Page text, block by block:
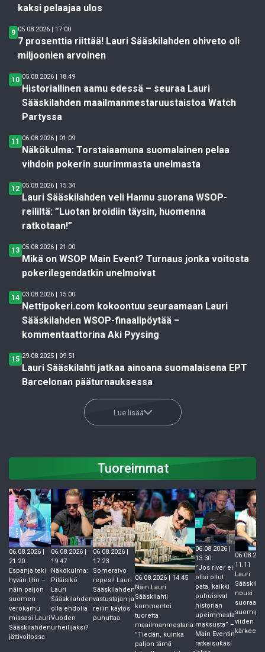
kaksi pelaajaa ulos
9 05.08.2026 | 17.00
7 prosenttia riittää! Lauri Sääskilahden ohiveto oli
miljoonien arvoinen
10 05.08.2026 | 18.49
Historiallinen aamu edessä – seuraa Lauri
Sääskilahden maailmanmestaruustaistoa Watch
Partyssa
11 06.08.2026 | 01.09
Näkökulma: Torstaiaamuna suomalainen pelaa
vihdoin pokerin suurimmasta unelmasta
12 05.08.2026 | 15.34
Lauri Sääskilahden veli Hannu suorana WSOP-
reililtä: ”Luotan broidiin täysin, huomenna
ratkotaan!”
13 05.08.2026 | 21.00
Mikä on WSOP Main Event? Turnaus jonka voitosta
pokerilegendatkin unelmoivat
14 03.08.2026 | 15.00
Nettipokeri.com kokoontuu seuraamaan Lauri
Sääskilahden WSOP-finaalipöytää –
kommentaattorina Aki Pyysing
15 29.08.2025 | 09.51
Lauri Sääskilahti jatkaa ainoana suomalaisena EPT
Barcelonan pääturnauksessa
Lue lisää
Tuoreimmat
06.08.2026 |
21.20
Espanja teki
hyvän tilin –
näin paljon
suomen
verokarhu
missasi Lauri
Sääskilahden
jättivoitossa
06.08.2026 |
19.47
Näkökulma:
Pitäisikö
Lauri
Sääskilahden
olla ehdolla
Vuoden
urheilijaksi?
06.08.2026 |
17.23
Someraivo
repesi! Lauri
Sääskilahden
vastustajan ja
reilin käytös
puhuttaa
06.08.2026 | 14.45
Näin Lauri
Sääskilahti
kommentoi
tuoretta
maailmanmestaria:
”Tiedän, kuinka
paljon tämä
06.08.2026 |
13.30
”Jos river ei
olisi ollut
pata, kaikki
puhuisivat
historian
upeimmasta
maksusta” –
Main Eventin
ratkaisukäsi
11.11
Lauri
nousi
suoraan
viiden
kärkeen